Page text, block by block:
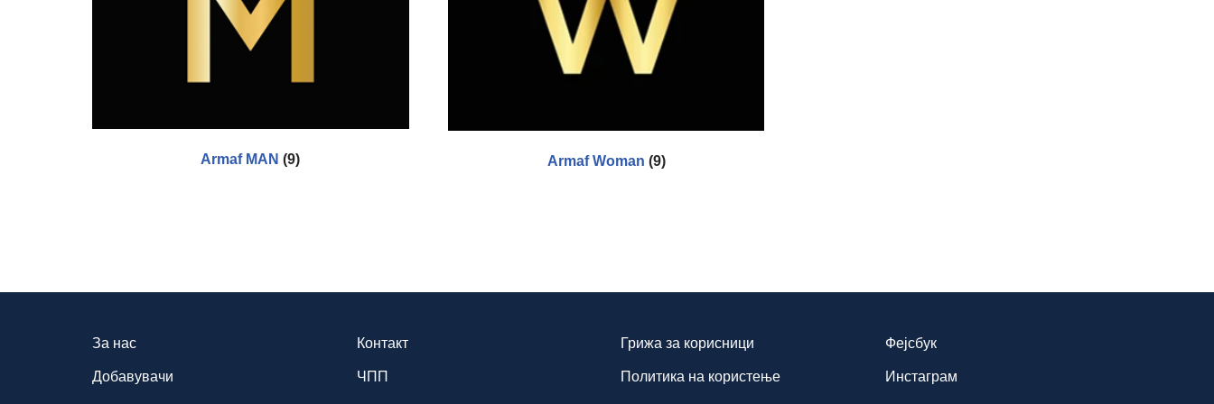
Armaf MAN(9) Armaf Woman (9)
За нас
Добавувачи
Контакт
ЧПП
Грижа за корисници
Политика на користење
Фејсбук
Инстаграм